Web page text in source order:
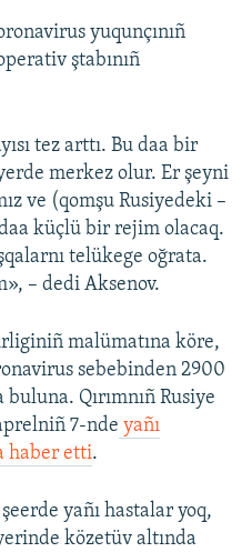
yuqunçınıñ
ştabınıñ
tez arttı. Bu daa bir
merkez olur. Er şeyni
ve (qomşu Rusiyedeki –
küçlü bir rejim olacaq.
telükege oğrata.
– dedi Aksenov.
malümatına köre,
sebebinden 2900
Qırımnıñ Rusiye
7-nde yañı
haber etti.
yañı hastalar yoq,
közetüv altında